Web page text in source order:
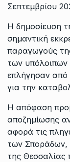
Σεπτεμβρίου
Η δημοσίευση
σημαντική
παραγωγούς
των υπόλοιπων
επλήγησαν από
για την
Η απόφαση
αποζημίωσης
αφορά τις
των Σποράδων,
της Θεσσαλίας